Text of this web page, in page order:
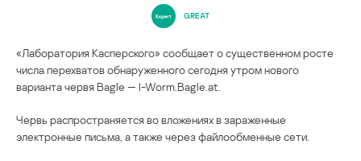
GREAT
«Лаборатория Касперского» сообщает о существенном росте
числа перехватов обнаруженного сегодня утром нового
варианта червя Bagle — I-Worm.Bagle.at.
Червь распространяется во вложениях в зараженные
электронные письма, а также через файлообменные сети.